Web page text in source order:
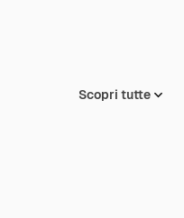
Scopri tutte